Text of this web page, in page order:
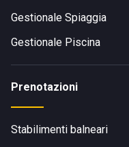
Gestionale Spiaggia
Gestionale Piscina
Prenotazioni
Stabilimenti balneari